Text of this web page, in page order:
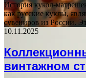
История кукол-
как русские куклы,
сувениров из России.
10.11.2025
винтажном